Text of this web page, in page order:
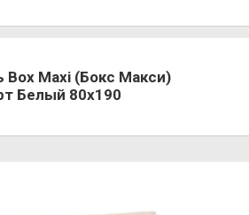
Box Maxi (Бокс Макси)
Белый 80х190